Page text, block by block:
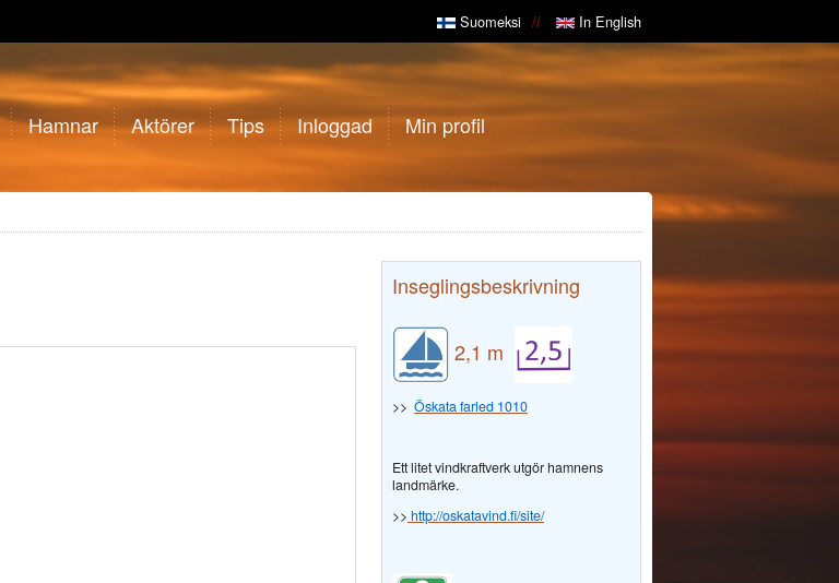
Suomeksi In English
Hamnar Aktörer Tips Inloggad Min profil
Inseglingsbeskrivning
2,1 m
>> Öskata farled 1010
Ett litet vindkraftverk utgör hamnens
landmärke.
>> http://oskatavind.fi/site/